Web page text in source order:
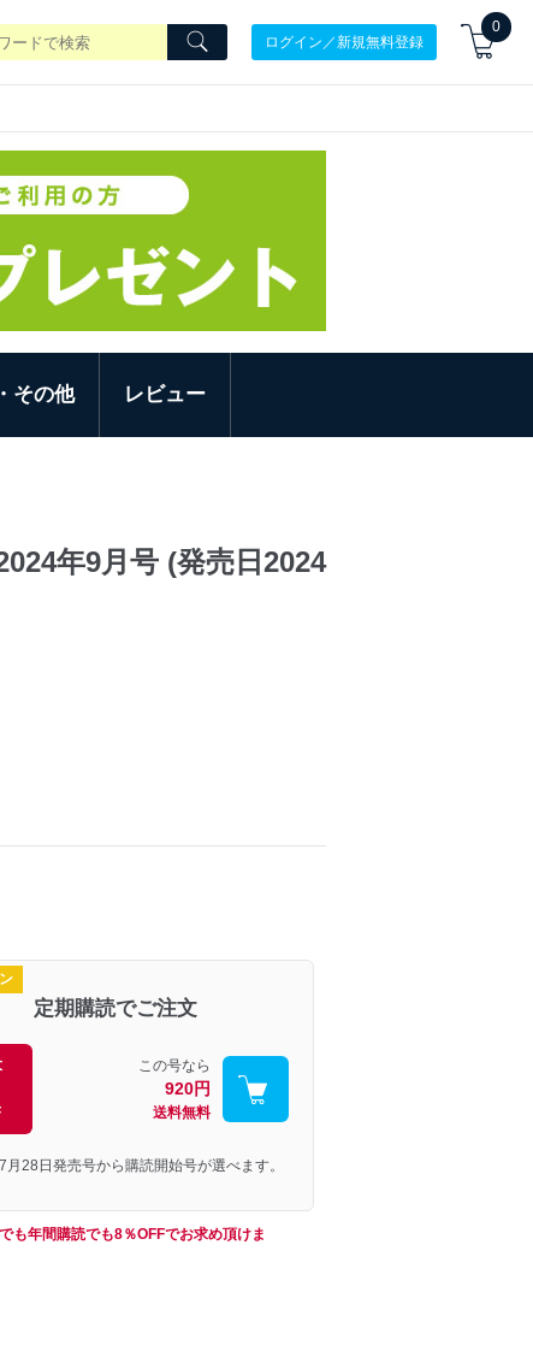
ログイン／新規無料登録
0
その他 レビュー
年9月号 (発売日2024
定期購読でご注文
この号なら
920円
送料無料
月28日発売号から購読開始号が選べます。
も年間購読でも8％OFFでお求め頂けま